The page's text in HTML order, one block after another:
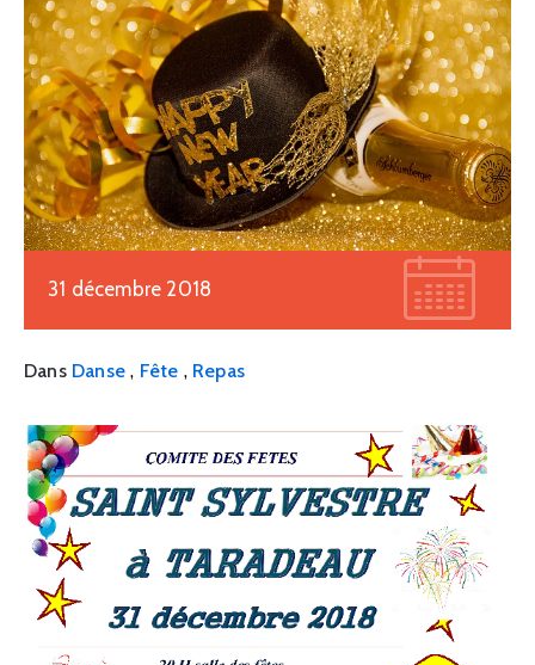
31 décembre 2018
Dans Danse , Fête , Repas